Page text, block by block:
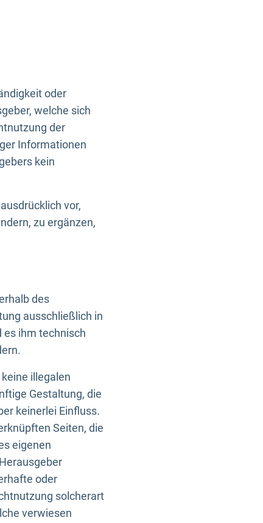
oder
welche sich
der
Informationen
kein
vor,
zu ergänzen,
des
ausschließlich in
es ihm technisch
illegalen
Gestaltung, die
keinerlei Einfluss.
Seiten, die
eigenen
oder
solcherart
verwiesen